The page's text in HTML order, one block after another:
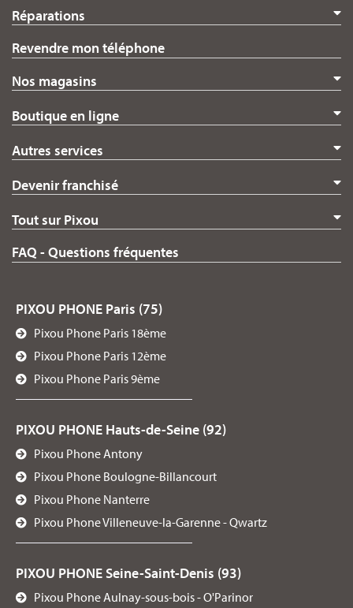
Réparations
Revendre mon téléphone
Nos magasins
Boutique en ligne
Autres services
Devenir franchisé
Tout sur Pixou
FAQ - Questions fréquentes
PIXOU PHONE Paris (75)
Pixou Phone Paris 18ème
Pixou Phone Paris 12ème
Pixou Phone Paris 9ème
PIXOU PHONE Hauts-de-Seine (92)
Pixou Phone Antony
Pixou Phone Boulogne-Billancourt
Pixou Phone Nanterre
Pixou Phone Villeneuve-la-Garenne - Qwartz
PIXOU PHONE Seine-Saint-Denis (93)
Pixou Phone Aulnay-sous-bois - O'Parinor